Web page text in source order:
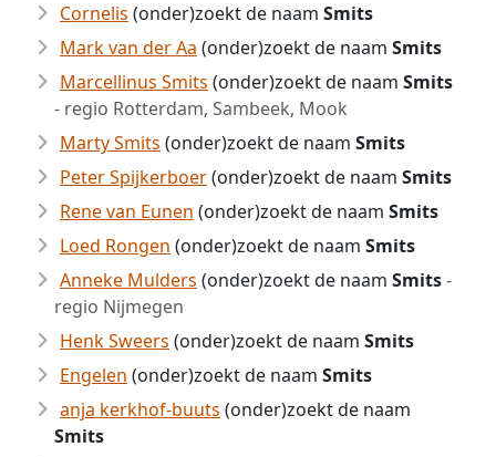
Cornelis (onder)zoekt de naam Smits
Mark van der Aa (onder)zoekt de naam Smits
Marcellinus Smits (onder)zoekt de naam Smits
- regio Rotterdam, Sambeek, Mook
Marty Smits (onder)zoekt de naam Smits
Peter Spijkerboer(onder)zoekt de naam Smits
Rene van Eunen (onder)zoekt de naam Smits
Loed Rongen (onder)zoekt de naam Smits
Anneke Mulders (onder)zoekt de naam Smits-
regio Nijmegen
Henk Sweers (onder)zoekt de naam Smits
Engelen (onder)zoekt de naam Smits
anja kerkhof-buuts (onder)zoekt de naam
Smits